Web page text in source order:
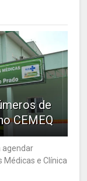
de
CEMEQ
agendar
e Clínica